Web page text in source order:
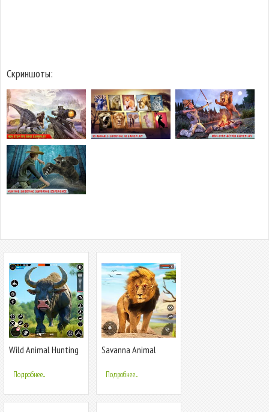
Скриншоты:
Wild Animal Hunting
Подробнее...
Savanna Animal
Подробнее...